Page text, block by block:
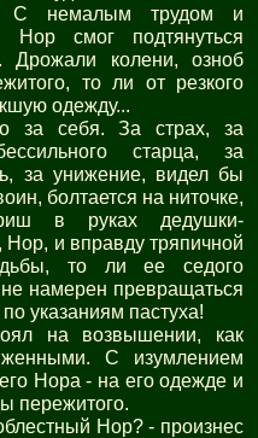
С немалым трудом и
Нор смог подтянуться
Дрожали колени, озноб
то ли от резкого
одежду...
за себя. За страх, за
старца, за
за унижение, видел бы
болтается на ниточке,
в руках дедушки-
Нор, и вправду тряпичной
то ли ее седого
намерен превращаться
указаниям пастуха!
на возвышении, как
С изумлением
Нора - на его одежде и
пережитого.
Нор? - произнес